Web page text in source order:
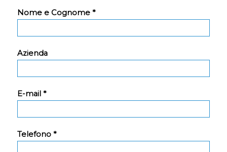
Nome e Cognome *
Azienda
E-mail *
Telefono *